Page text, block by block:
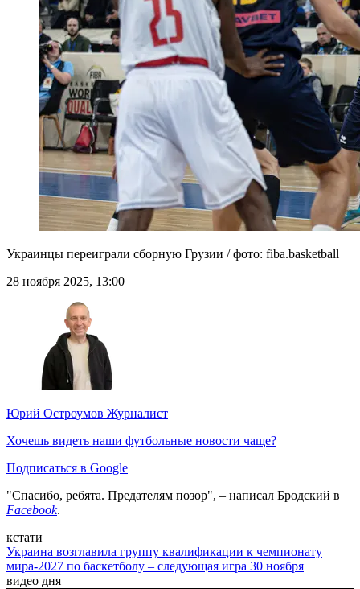
Украинцы переиграли сборную Грузии / фото: fiba.basketball
28 ноября 2025, 13:00
Юрий Остроумов Журналист
Хочешь видеть наши футбольные новости чаще?
Подписаться в Google
"Спасибо, ребята. Предателям позор", – написал Бродский в
Facebook.
кстати
Украина возглавила группу квалификации к чемпионату
мира-2027 по баскетболу – следующая игра 30 ноября
видео дня